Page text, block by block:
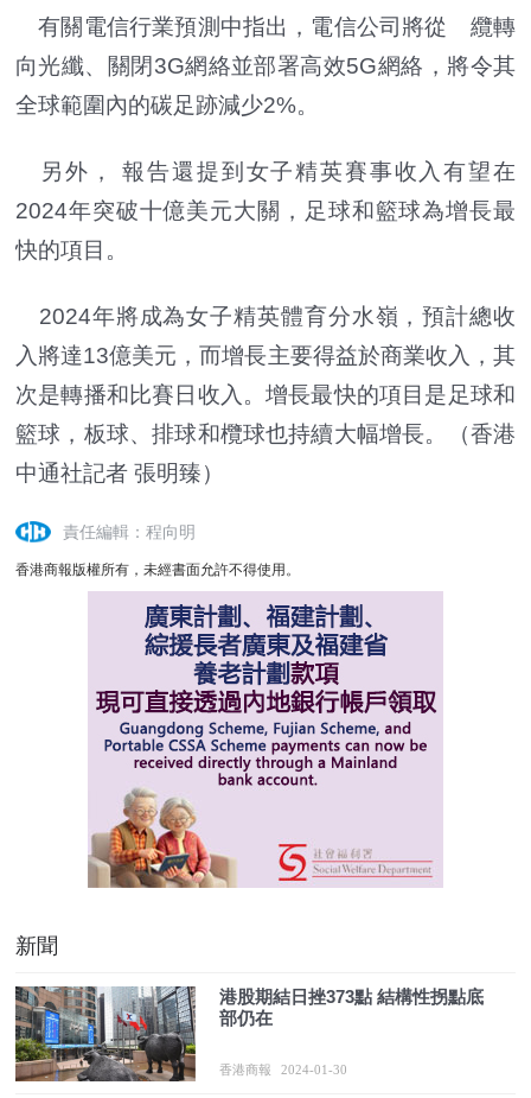
有關電信行業預測中指出，電信公司將從 纜轉
向光纖、關閉3G網絡並部署高效5G網絡，將令其
全球範圍內的碳足跡減少2%。
另外， 報告還提到女子精英賽事收入有望在
2024年突破十億美元大關，足球和籃球為增長最
快的項目。
2024年將成為女子精英體育分水嶺，預計總收
入將達13億美元，而增長主要得益於商業收入，其
次是轉播和比賽日收入。增長最快的項目是足球和
籃球，板球、排球和欖球也持續大幅增長。（香港
中通社記者 張明臻）
責任編輯：程向明
香港商報版權所有，未經書面允許不得使用。
新聞
港股期結日挫373點 結構性拐點底
部仍在
香港商報 2024-01-30